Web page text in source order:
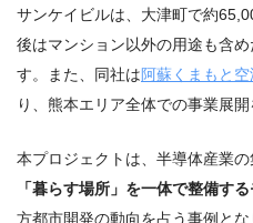
サンケイビルは、大津町で約
後はマンション以外の用途も含
す。また、同社は阿蘇くまもと空
り、熊本エリア全体での事業展開
本プロジェクトは、半導体産業の
「暮らす場所」を一体で整備す
方都市開発の動向を占う事例とな